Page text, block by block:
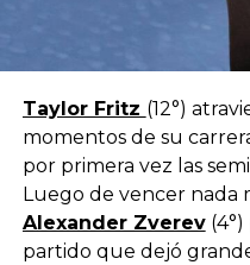
Taylor Fritz (12°)
momentos de su
por primera vez las
Luego de vencer nada
Alexander Zverev(4°)
partido que dejó